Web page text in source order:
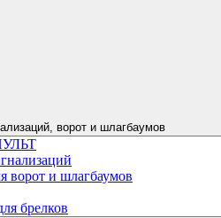
ворот и шлагбаумов
ворот и шлагбаумов
брелков